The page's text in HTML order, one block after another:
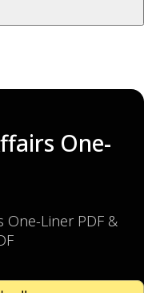
One-
One-Liner PDF &